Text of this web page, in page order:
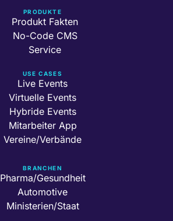
PRODUKTE
Produkt Fakten
No-Code CMS
Service
USE CASES
Live Events
Virtuelle Events
Hybride Events
Mitarbeiter App
Vereine/Verbände
BRANCHEN
Pharma/Gesundheit
Automotive
Ministerien/Staat